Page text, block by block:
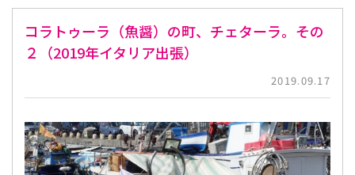
コラトゥーラ（魚醤）の町、チェターラ。その
２（2019年イタリア出張）
2019.09.17